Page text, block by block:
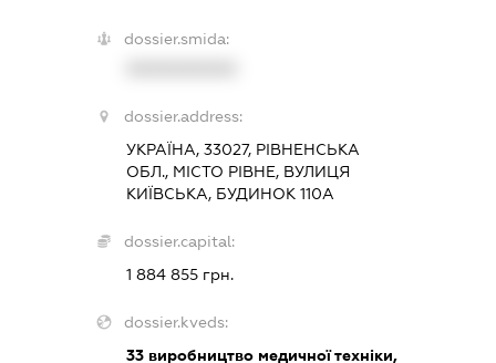
dossier.smida:
dossier.address:
УКРАЇНА, 33027, РІВНЕНСЬКА
ОБЛ., МІСТО РІВНЕ, ВУЛИЦЯ
КИЇВСЬКА, БУДИНОК 110А
dossier.capital:
1 884 855 грн.
dossier.kveds:
33виробництво медичної техніки,